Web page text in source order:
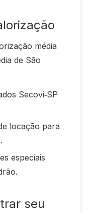
média
de São
Secovi‑SP
locação para
especiais
seu